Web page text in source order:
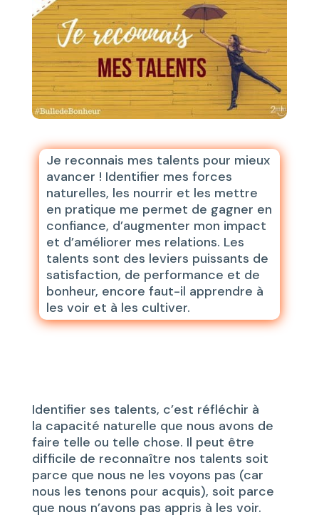
Je reconnais mes talents pour mieux
avancer ! Identifier mes forces
naturelles, les nourrir et les mettre
en pratique me permet de gagner en
confiance, d’augmenter mon impact
et d’améliorer mes relations. Les
talents sont des leviers puissants de
satisfaction, de performance et de
bonheur, encore faut-il apprendre à
les voir et à les cultiver.
Identifier ses talents, c’est réfléchir à
la capacité naturelle que nous avons de
faire telle ou telle chose. Il peut être
difficile de reconnaître nos talents soit
parce que nous ne les voyons pas (car
nous les tenons pour acquis), soit parce
que nous n’avons pas appris à les voir.